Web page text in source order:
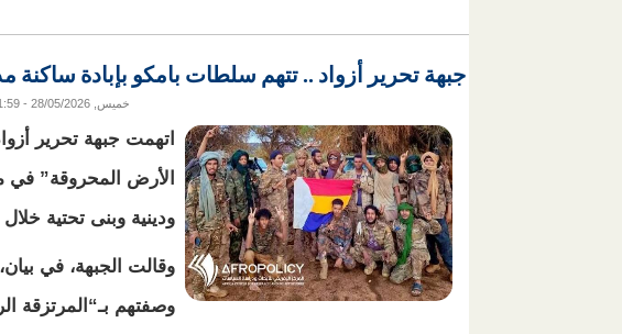
جبهة تحرير أزواد .. تتهم سلطات بامكو بإبادة ساكنة
خميس, 28/05/2026 - 21:59
اتهمت جبهة تحرير
الأرض المحروقة” في
ودينية وبنى تحتية خلال
وقالت الجبهة، في
وصفتهم بـ“المرتزقة